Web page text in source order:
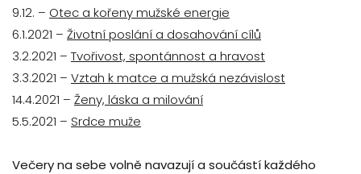
9.12. – Otec a kořeny mužské energie
6.1.2021 – Životní poslání a dosahování cílů
3.2.2021 – Tvořivost, spontánnost a hravost
3.3.2021 – Vztah k matce a mužská nezávislost
14.4.2021 – Ženy, láska a milování
5.5.2021 – Srdce muže
Večery na sebe volně navazují a součástí každého